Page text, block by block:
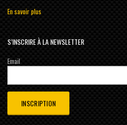
En savoir plus
S’INSCRIRE À LA NEWSLETTER
Email